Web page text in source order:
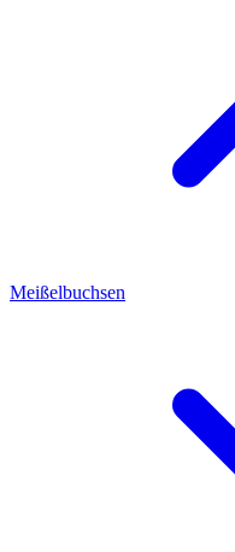
Meißelbuchsen